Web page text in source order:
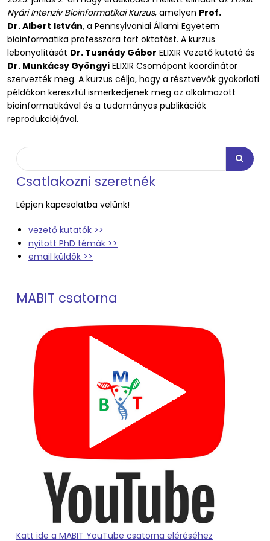
Nyári Intenzív Bioinformatikai Kurzus, amelyen Prof.
Dr. Albert István, a Pennsylvaniai Állami Egyetem
bioinformatika professzora tart oktatást. A kurzus
lebonyolítását Dr. Tusnády Gábor ELIXIR Vezető kutató és
Dr. Munkácsy Gyöngyi ELIXIR Csomópont koordinátor
szervezték meg. A kurzus célja, hogy a résztvevők gyakorlati
példákon keresztül ismerkedjenek meg az alkalmazott
bioinformatikával és a tudományos publikációk
reprodukciójával.
Keresés
Keresés
Csatlakozni szeretnék
Lépjen kapcsolatba velünk!
vezető kutatók >>
nyitott PhD témák >>
email küldök >>
MABIT csatorna
Katt ide a MABIT YouTube csatorna eléréséhez